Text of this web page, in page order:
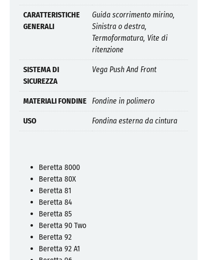
CARATTERISTICHE
GENERALI
Guida scorrimento mirino,
Sinistra o destra,
Termoformatura, Vite di
ritenzione
SISTEMA DI
SICUREZZA
Vega Push And Front
MATERIALI FONDINE Fondine in polimero
USO Fondina esterna da cintura
Beretta 8000
Beretta 80X
Beretta 81
Beretta 84
Beretta 85
Beretta 90 Two
Beretta 92
Beretta 92 A1